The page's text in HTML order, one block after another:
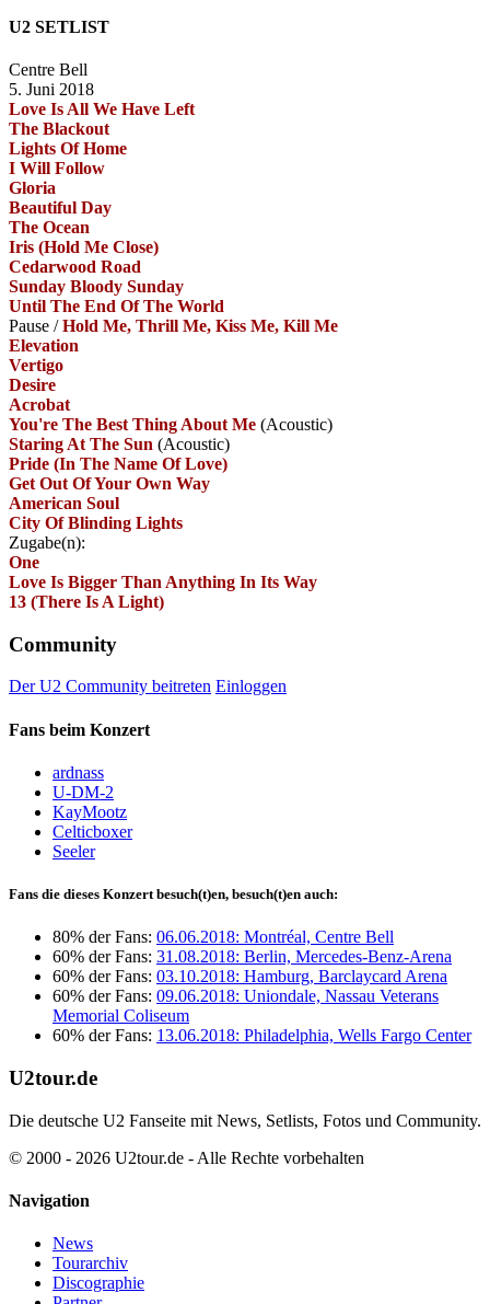
U2 SETLIST
Centre Bell
5. Juni 2018
Love Is All We Have Left
The Blackout
Lights Of Home
I Will Follow
Gloria
Beautiful Day
The Ocean
Iris (Hold Me Close)
Cedarwood Road
Sunday Bloody Sunday
Until The End Of The World
Pause /Hold Me, Thrill Me, Kiss Me, Kill Me
Elevation
Vertigo
Desire
Acrobat
You're The Best Thing About Me (Acoustic)
Staring At The Sun (Acoustic)
Pride (In The Name Of Love)
Get Out Of Your Own Way
American Soul
City Of Blinding Lights
Zugabe(n):
One
Love Is Bigger Than Anything In Its Way
13 (There Is A Light)
Community
Der U2 Community beitreten Einloggen
Fans beim Konzert
ardnass
U-DM-2
KayMootz
Celticboxer
Seeler
Fans die dieses Konzert besuch(t)en, besuch(t)en auch:
80% der Fans: 06.06.2018: Montréal, Centre Bell
60% der Fans: 31.08.2018: Berlin, Mercedes-Benz-Arena
60% der Fans: 03.10.2018: Hamburg, Barclaycard Arena
60% der Fans: 09.06.2018: Uniondale, Nassau Veterans
Memorial Coliseum
60% der Fans: 13.06.2018: Philadelphia, Wells Fargo Center
U2tour.de
Die deutsche U2 Fanseite mit News, Setlists, Fotos und Community.
© 2000 - 2026 U2tour.de - Alle Rechte vorbehalten
Navigation
News
Tourarchiv
Discographie